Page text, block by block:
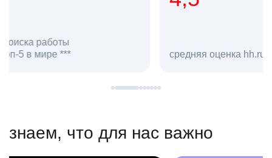
средняя оценка hh.ru как работодателя **
в hh.ru
знаем, что для нас важно